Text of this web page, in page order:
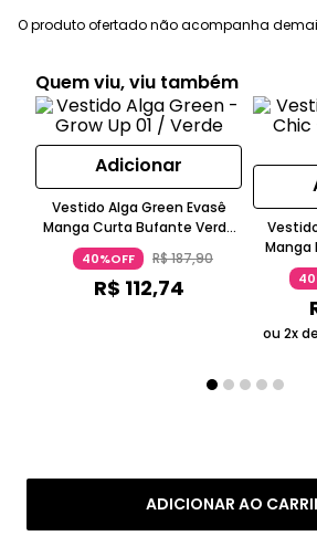
ADICIONAR AO
O produto ofertado não acompanha
Quem viu, viu também
Adicionar
Vestido Alga Green Evasê
Manga Curta Bufante Verde
Alga
40%OFF R$187,90
R$ 112,74
Manga
ou 2x de